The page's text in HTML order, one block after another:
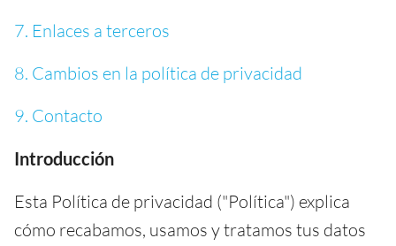
7. Enlaces a terceros
8. Cambios en la política de privacidad
9. Contacto
Introducción
Esta Política de privacidad ("Política") explica
cómo recabamos, usamos y tratamos tus datos